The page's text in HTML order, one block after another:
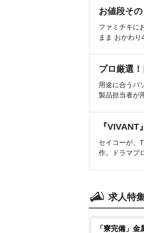
お値段そ
ファミチキに
まま おかわ
プロ厳選
用途に合うパ
製品担当者が
『
セイコーが、
作。ドラマプ
求人特
「寮完備」